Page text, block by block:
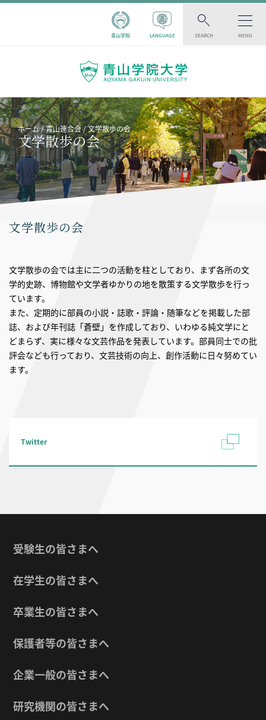
青山学院 LANGUAGE SEARCH MENU
ホーム 青山連合会 文学散歩の会
文学散歩の会
文学散歩の会
文学散歩の会では主に二つの活動を柱としており、まず各所の文
学的史跡、博物館や文学者ゆかりの地を散策する文学散歩を行っ
ています。
また、定期的に部員の小説・誌歌・評論・随筆などを掲載した部
誌、および年刊誌「蒼壁」を作成しており、いわゆる純文学にと
どまらず、実に様々な文芸作品を発表しています。部員同士での批
評会なども行っており、文芸技術の向上、創作活動に日々努めてい
ます。
Twitter
受験生の皆さまへ
在学生の皆さまへ
卒業生の皆さまへ
保護者等の皆さまへ
企業一般の皆さまへ
研究機関の皆さまへ